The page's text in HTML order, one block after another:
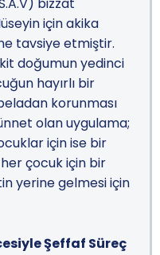
için akika
tavsiye etmiştir.
doğumun yedinci
hayırlı bir
korunması
olan uygulama;
için ise bir
çocuk için bir
yerine gelmesi için
Şeffaf Süreç